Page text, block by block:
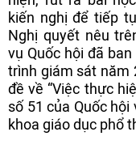
kiến nghị để tiếp
Nghị quyết nêu
vụ Quốc hội đã
trình giám sát năm
đề về “Việc thực
số 51 của Quốc
khoa giáo dục phổ